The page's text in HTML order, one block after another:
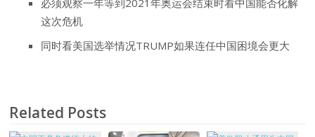
这次危机
同时看美国选举情况TRUMP如果连任中国困境会更大
Related Posts